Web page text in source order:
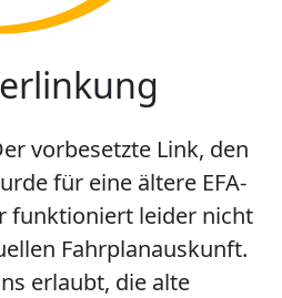
vorbesetzte Link, den
für eine ältere EFA-
funktioniert leider nicht
Fahrplanauskunft.
erlaubt, die alte